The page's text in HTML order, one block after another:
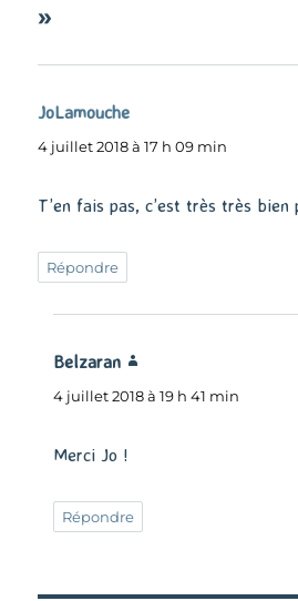
»
JoLamouche
4 juillet 2018 à 17 h 09 min
T’en fais pas, c’est très très bien
Répondre
Belzaran
4 juillet 2018 à 19 h 41 min
Merci Jo !
Répondre